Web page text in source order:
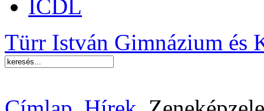
ICDL
Türr István Gimnázium és